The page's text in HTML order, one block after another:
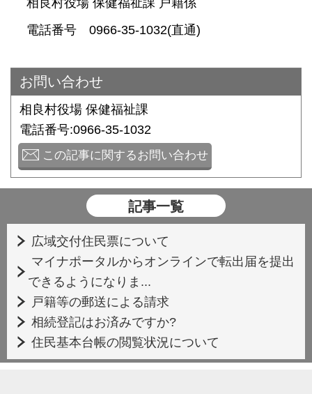
電話番号 0966-35-1032(直通)
お問い合わせ
相良村役場 保健福祉課
電話番号:0966-35-1032
この記事に関するお問い合わせ
記事一覧
広域交付住民票について
マイナポータルからオンラインで転出届を提出
できるようになりま...
戸籍等の郵送による請求
相続登記はお済みですか?
住民基本台帳の閲覧状況について